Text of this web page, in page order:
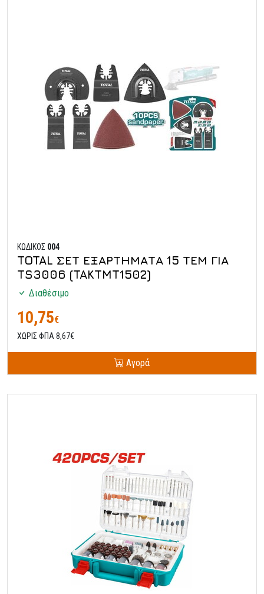
ΚΩΔΙΚΟΣ 004
TOTAL ΣΕΤ ΕΞΑΡΤΗΜΑΤΑ 15 ΤΕΜ ΓΙΑ
TS3006 (TAKTMT1502)
Διαθέσιμο
10,75€
ΧΩΡΙΣ ΦΠΑ 8,67€
Αγορά